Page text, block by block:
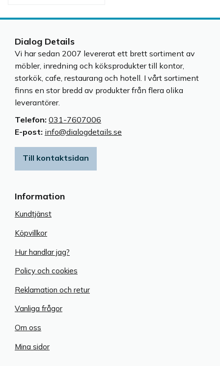
lufttät.
Information
Kundtjänst
Köpvillkor
Hur handlar jag?
Policy och cookies
Reklamation och retur
Vanliga frågor
Om oss
Mina sidor
Dialog Details
Vi har sedan 2007 levererat ett brett sortiment av
möbler, inredning och köksprodukter till kontor,
storkök, cafe, restaurang och hotell. I vårt sortiment
finns en stor bredd av produkter från flera olika
leverantörer.
Telefon: 031-7607006
E-post: info@dialogdetails.se
Till kontaktsidan